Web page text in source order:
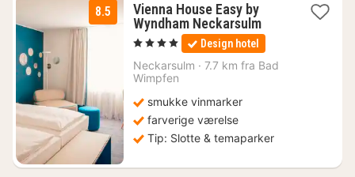
8.5
Vienna House Easy by
Wyndham Neckarsulm1
nat
fra
711
, 4 Stjerner Design hotel
Neckarsulm · 7.7 km fra Bad
Wimpfen
smukke vinmarker
farverige værelse
Tip: Slotte & temaparker